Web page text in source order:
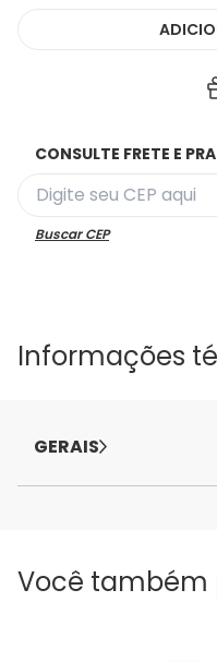
CONSULTE FRETE E
Buscar CEP
Informações
GERAIS
Você também